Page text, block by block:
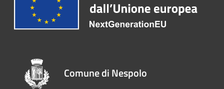
Comune di Nespolo